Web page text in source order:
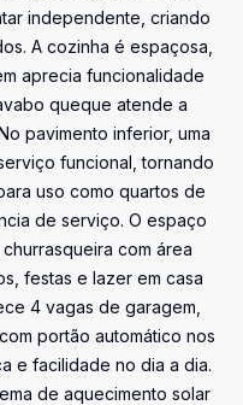
independente, criando
A cozinha é espaçosa,
aprecia funcionalidade
queque atende a
pavimento inferior, uma
funcional, tornando
uso como quartos de
de serviço. O espaço
com área
festas e lazer em casa
4 vagas de garagem,
portão automático nos
e facilidade no dia a dia.
de aquecimento solar